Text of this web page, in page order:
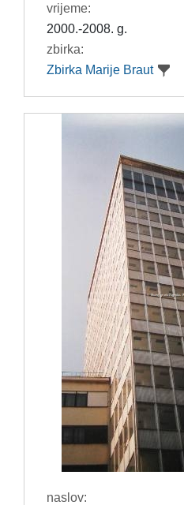
vrijeme:
2000.-2008. g.
zbirka:
Zbirka Marije Braut
naslov: